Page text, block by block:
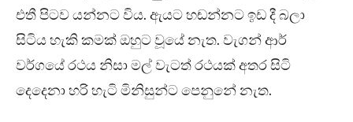
එතී පිටව යන්නට විය. ඇයට හඬන්නට ඉඩ දී බලා
සිටිය හැකි කමක් ඔහුට වූයේ නැත. වැගන් ආර්
වර්ගයේ රථය නිසා මල් වැටත් රථයක් අතර සිටි
දෙදෙනා හරි හැටි මිනිසුන්ට පෙනුනේ නැත.